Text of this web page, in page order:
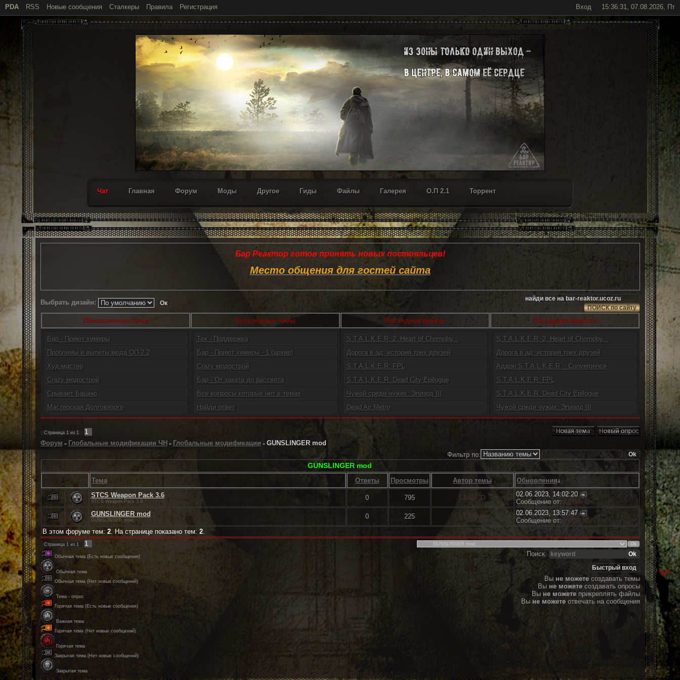
PDA RSS Новые сообщения Сталкеры Правила Регистрация 15:36:31, 07.08.2026, Пт
Вход
Чат Главная Форум Моды Другое Гиды Файлы Галерея О.П 2.1 Торрент
Бар Реактор готов принять новых постояльцев!
Место общения для гостей сайта
Выбрать дизайн:
Обновленные темы Популярные темы Последние файлы Последние новости
Бар - Приют химеры
Проблемы и вылеты мода ОП-2.2
Худ-мастер
Crazy модострой
Срывает Башню
Мастерская Долговязого
Тех - Поддержка
Бар - Приют химеры - 1 (архив)
Crazy модострой
Бар - От заката до рассвета
Все вопросы которых нет в темах
Найди ответ
S.T.A.L.K.E.R. 2: Heart of Chornoby...
Дорога в ад: история трех друзей
S.T.A.L.K.E.R. FPL
S.T.A.L.K.E.R. Dead City Epilogue
Чужой среди чужих: Эпизод III
Dead Air Metro
S.T.A.L.K.E.R. 2: Heart of Chornoby...
Дорога в ад: история трех друзей
Аддон S.T.A.L.K.E.R. : Convergence
S.T.A.L.K.E.R. FPL
S.T.A.L.K.E.R. Dead City Epilogue
Чужой среди чужих: Эпизод III
Страница 1из 1
1
Форум » Глобальные модификации ЧН » Глобальные модификации » GUNSLINGER mod
Фильтр по:
GUNSLINGER mod
Тема Ответы Просмотры Автор темы Обновления↓
STCS Weapon Pack 3.6
STCS Weapon Pack 3.6 0 795 LENA_D
02.06.2023, 14:02:20
Сообщение от:
LENA_D
GUNSLINGER mod
GUNSLINGER mod 0 225 LENA_D
02.06.2023, 13:57:47
Сообщение от: LENA_D
В этом форуме тем: 2. На странице показано тем: 2.
Страница 1из 1 1
Обычная тема (Есть новые сообщения)
Обычная тема
Обычная тема (Нет новых сообщений)
Тема - опрос
Горячая тема (Есть новые сообщения)
Важная тема
Горячая тема (Нет новых сообщений)
Горячая тема
Закрытая тема (Нет новых сообщений)
Закрытая тема
Поиск:
Вы не можетесоздавать темы
Вы не можетесоздавать опросы
Вы не можетеприкреплять файлы
Вы не можетеотвечать на сообщения